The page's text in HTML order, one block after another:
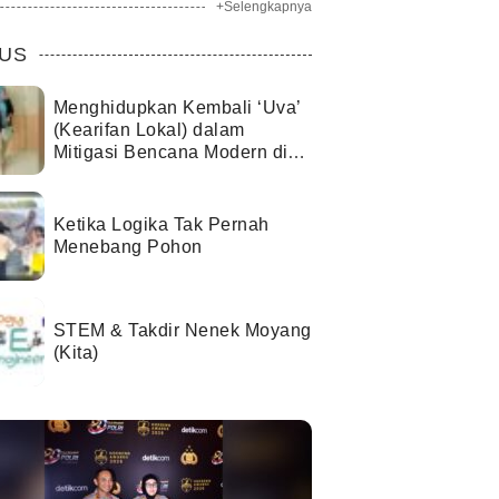
+Selengkapnya
Menghidupkan Kembali ‘Uva’
(Kearifan Lokal) dalam
Mitigasi Bencana Modern di
Ketika Logika Tak Pernah
Menebang Pohon
STEM & Takdir Nenek Moyang
(Kita)